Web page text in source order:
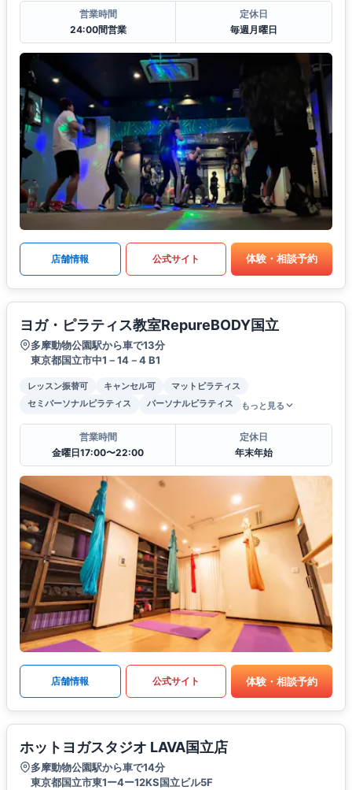
営業時間
24:00間営業
定休日
毎週月曜日
店舗情報 公式サイト 体験・相談予約
ヨガ・ピラティス教室RepureBODY国立
多摩動物公園駅から車で13分
東京都国立市中1－14－4 B1
レッスン振替可 キャンセル可
マットピラティス
セミパーソナルピラティス
パーソナルピラティス もっと見る
営業時間
金曜日17:00〜22:00
定休日
年末年始
店舗情報 公式サイト 体験・相談予約
ホットヨガスタジオ LAVA国立店
多摩動物公園駅から車で14分
東京都国立市東1ー4ー12KS国立ビル5F